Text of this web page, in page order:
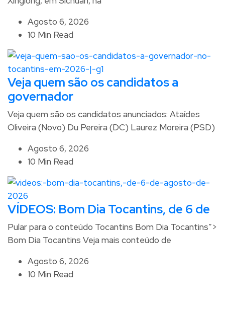
Agosto 6, 2026
10 Min Read
Veja quem são os candidatos a
governador
Veja quem são os candidatos anunciados: Ataídes
Oliveira (Novo) Du Pereira (DC) Laurez Moreira (PSD)
Agosto 6, 2026
10 Min Read
VÍDEOS: Bom Dia Tocantins, de 6 de
Pular para o conteúdo Tocantins Bom Dia Tocantins”>
Bom Dia Tocantins Veja mais conteúdo de
Agosto 6, 2026
10 Min Read